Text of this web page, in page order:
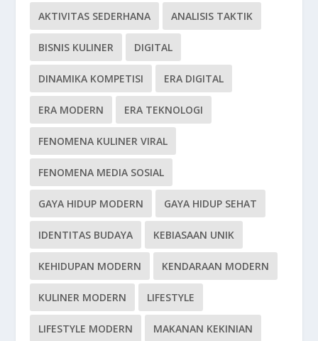
AKTIVITAS SEDERHANA ANALISIS TAKTIK
BISNIS KULINER DIGITAL
DINAMIKA KOMPETISI ERA DIGITAL
ERA MODERN ERA TEKNOLOGI
FENOMENA KULINER VIRAL
FENOMENA MEDIA SOSIAL
GAYA HIDUP MODERN GAYA HIDUP SEHAT
IDENTITAS BUDAYA KEBIASAAN UNIK
KEHIDUPAN MODERN KENDARAAN MODERN
KULINER MODERN LIFESTYLE
LIFESTYLE MODERN MAKANAN KEKINIAN